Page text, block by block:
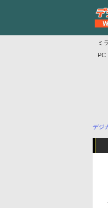
ミ
PC
デジ